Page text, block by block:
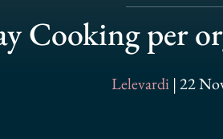
Cooking per
Lelevardi |22